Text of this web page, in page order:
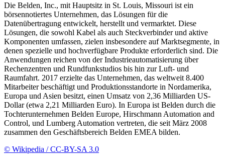
Die Belden, Inc., mit Hauptsitz in St. Louis, Missouri ist ein
börsennotiertes Unternehmen, das Lösungen für die
Datenübertragung entwickelt, herstellt und vermarktet. Diese
Lösungen, die sowohl Kabel als auch Steckverbinder und aktive
Komponenten umfassen, zielen insbesondere auf Marktsegmente, in
denen spezielle und hochverfügbare Produkte erforderlich sind. Die
Anwendungen reichen von der Industrieautomatisierung über
Rechenzentren und Rundfunkstudios bis hin zur Luft- und
Raumfahrt. 2017 erzielte das Unternehmen, das weltweit 8.400
Mitarbeiter beschäftigt und Produktionsstandorte in Nordamerika,
Europa und Asien besitzt, einen Umsatz von 2,36 Milliarden US-
Dollar (etwa 2,21 Milliarden Euro). In Europa ist Belden durch die
Tochterunternehmen Belden Europe, Hirschmann Automation and
Control, und Lumberg Automation vertreten, die seit März 2008
zusammen den Geschäftsbereich Belden EMEA bilden.
© Wikipedia / CC-BY-SA 3.0